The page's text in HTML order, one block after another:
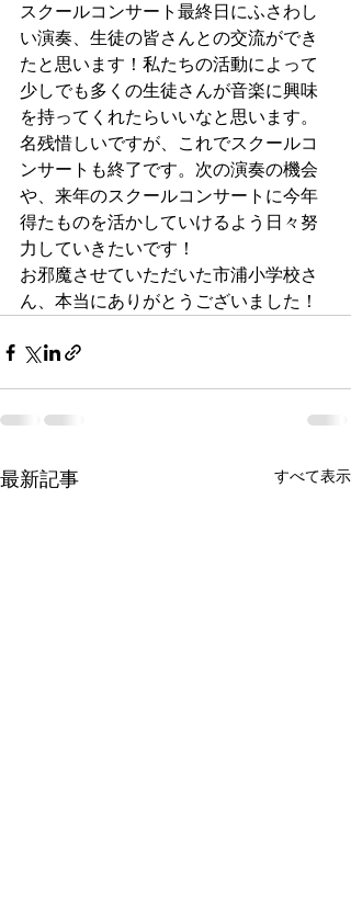
スクールコンサート最終日にふさわし
い演奏、生徒の皆さんとの交流ができ
たと思います！私たちの活動によって
少しでも多くの生徒さんが音楽に興味
を持ってくれたらいいなと思います。
名残惜しいですが、これでスクールコ
ンサートも終了です。次の演奏の機会
や、来年のスクールコンサートに今年
得たものを活かしていけるよう日々努
力していきたいです！
お邪魔させていただいた市浦小学校さ
ん、本当にありがとうございました！
最新記事 すべて表示